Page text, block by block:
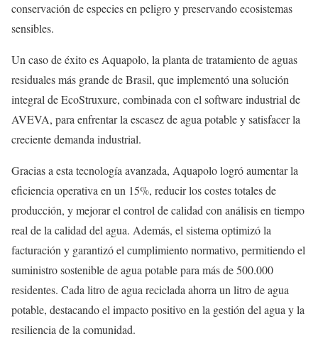
conservación de especies en peligro y preservando ecosistemas
sensibles.
Un caso de éxito es Aquapolo, la planta de tratamiento de aguas
residuales más grande de Brasil, que implementó una solución
integral de EcoStruxure, combinada con el software industrial de
AVEVA, para enfrentar la escasez de agua potable y satisfacer la
creciente demanda industrial.
Gracias a esta tecnología avanzada, Aquapolo logró aumentar la
eficiencia operativa en un 15%, reducir los costes totales de
producción, y mejorar el control de calidad con análisis en tiempo
real de la calidad del agua. Además, el sistema optimizó la
facturación y garantizó el cumplimiento normativo, permitiendo el
suministro sostenible de agua potable para más de 500.000
residentes. Cada litro de agua reciclada ahorra un litro de agua
potable, destacando el impacto positivo en la gestión del agua y la
resiliencia de la comunidad.